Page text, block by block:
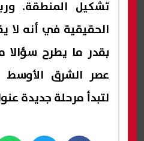
تشكيل المنطقة.
الحقيقية في أنه لا
بقدر ما يطرح
عصر الشرق الأوسط
لتبدأ مرحلة جديدة